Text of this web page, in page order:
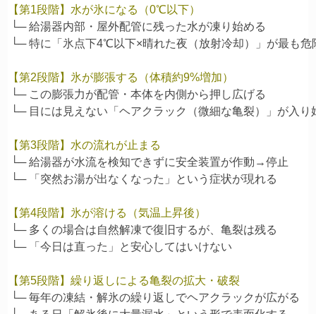
【第1段階】水が氷になる（0℃以下）
└─ 給湯器内部・屋外配管に残った水が凍り始める
└─ 特に「氷点下4℃以下×晴れた夜（放射冷却）」が最も危
【第2段階】氷が膨張する（体積約9%増加）
└─ この膨張力が配管・本体を内側から押し広げる
└─ 目には見えない「ヘアクラック（微細な亀裂）」が入り
【第3段階】水の流れが止まる
└─ 給湯器が水流を検知できずに安全装置が作動→停止
【第4段階】氷が溶ける（気温上昇後）
└─ 多くの場合は自然解凍で復旧するが、亀裂は残る
【第5段階】繰り返しによる亀裂の拡大・破裂
└─ 毎年の凍結・解氷の繰り返しでヘアクラックが広がる